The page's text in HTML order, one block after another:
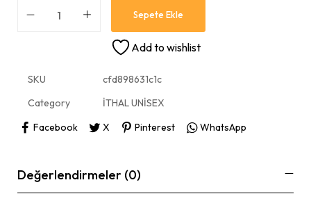
Sepete Ekle
Add to wishlist
SKU
cfd898631c1c
Category
İTHAL UNİSEX
Facebook
X Pinterest WhatsApp
Değerlendirmeler (0)